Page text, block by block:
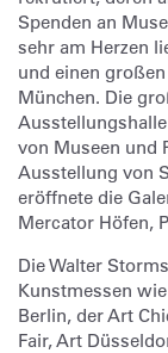
Spenden an
sehr am Herzen
und einen
München. Die
von Museen und
Ausstellung von
eröffnete die
Mercator Höfen,
Die Walter
Kunstmessen
Berlin, der Art
Fair, Art